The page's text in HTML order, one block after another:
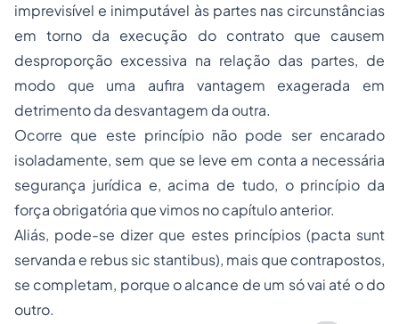
imprevisível e inimputável às partes nas circunstâncias
em torno da execução do contrato que causem
desproporção excessiva na relação das partes, de
modo que uma aufira vantagem exagerada em
detrimento da desvantagem da outra.
Ocorre que este princípio não pode ser encarado
isoladamente, sem que se leve em conta a necessária
segurança jurídica e, acima de tudo, o princípio da
força obrigatória que vimos no capítulo anterior.
Aliás, pode-se dizer que estes princípios (pacta sunt
servanda e rebus sic stantibus), mais que contrapostos,
se completam, porque o alcance de um só vai até o do
outro.